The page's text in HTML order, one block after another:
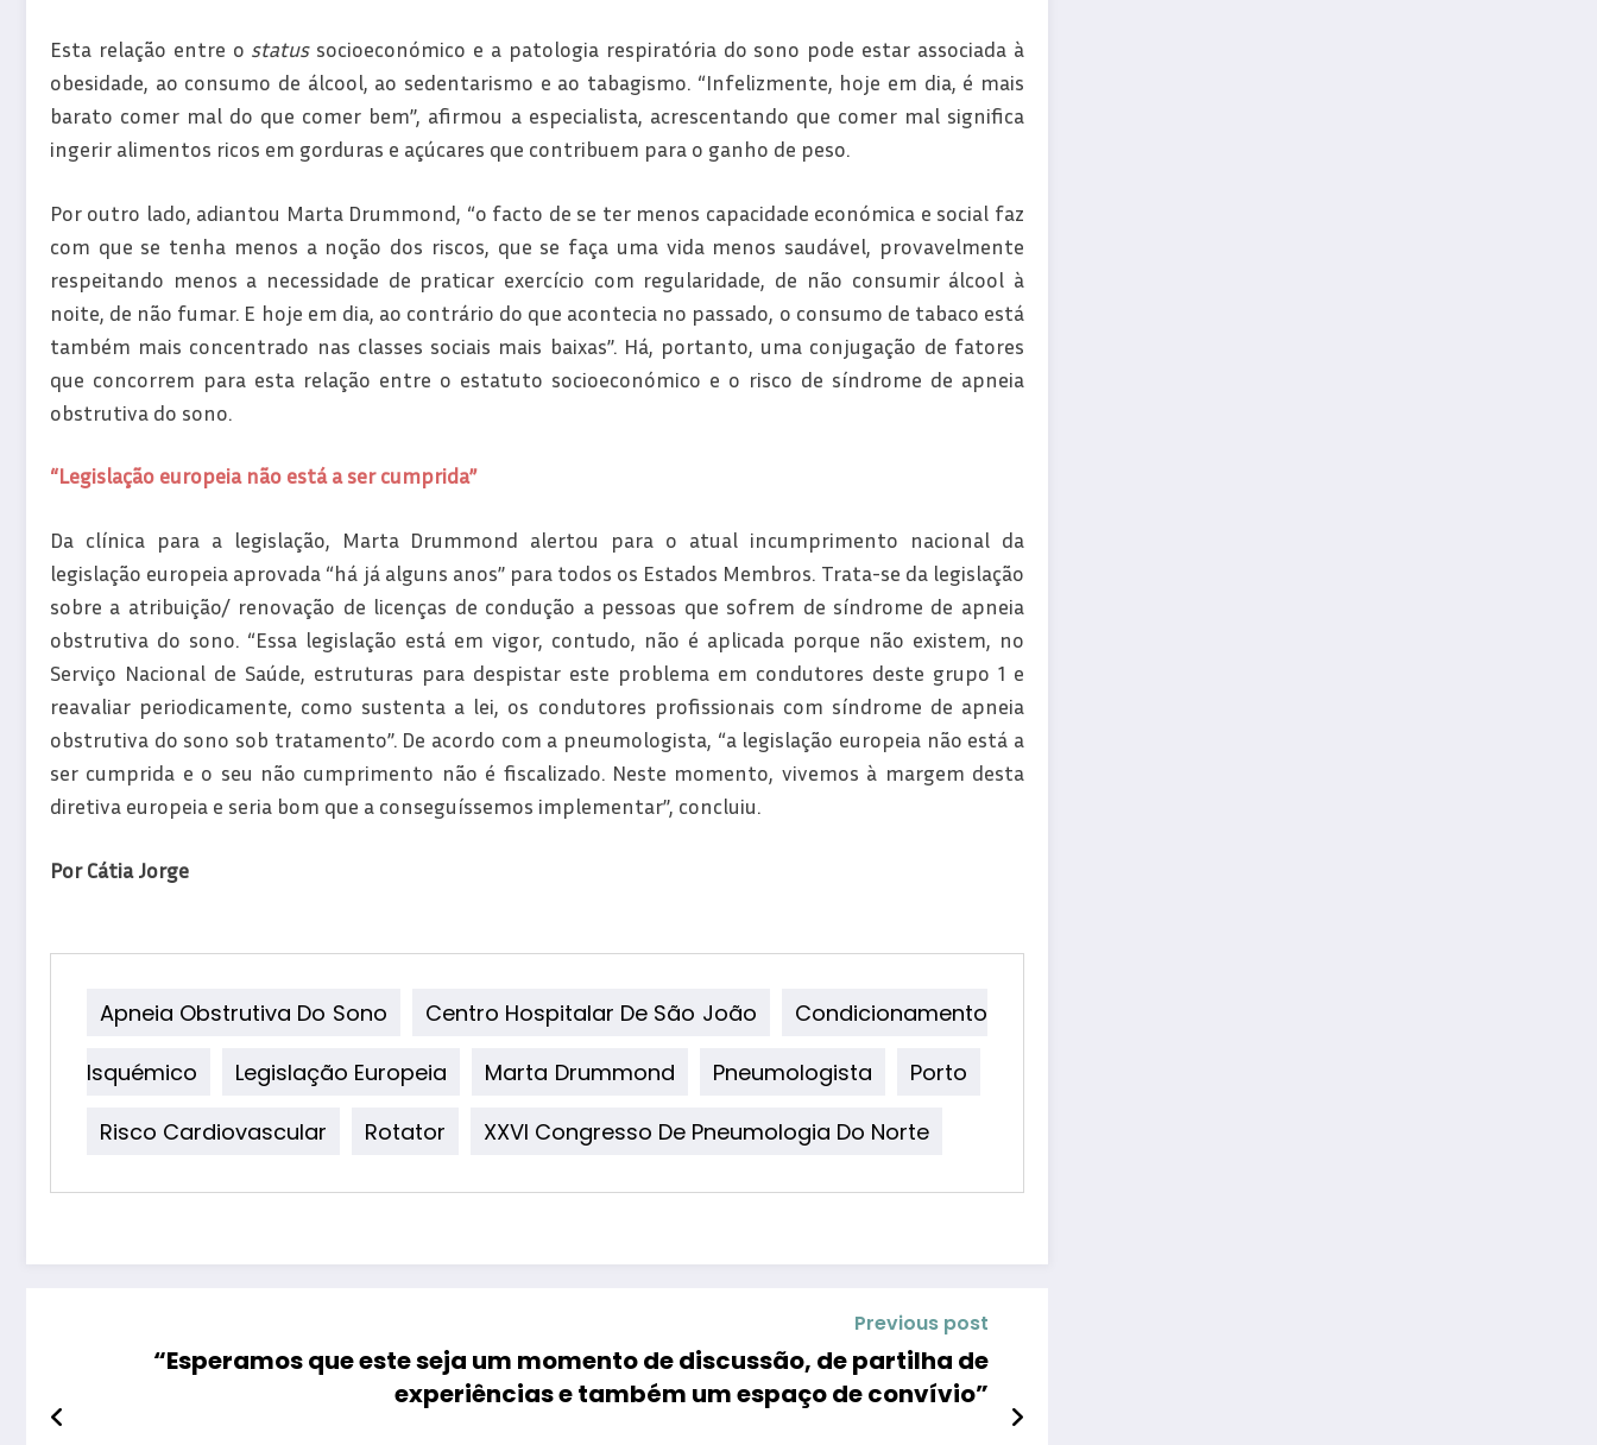
Esta relação entre o statussocioeconómico e a patologia respiratória do sono pode estar associada à
obesidade, ao consumo de álcool, ao sedentarismo e ao tabagismo. “Infelizmente, hoje em dia, é mais
barato comer mal do que comer bem”, afirmou a especialista, acrescentando que comer mal significa
ingerir alimentos ricos em gorduras e açúcares que contribuem para o ganho de peso.
Por outro lado, adiantou Marta Drummond, “o facto de se ter menos capacidade económica e social faz
com que se tenha menos a noção dos riscos, que se faça uma vida menos saudável, provavelmente
respeitando menos a necessidade de praticar exercício com regularidade, de não consumir álcool à
noite, de não fumar. E hoje em dia, ao contrário do que acontecia no passado, o consumo de tabaco está
também mais concentrado nas classes sociais mais baixas”. Há, portanto, uma conjugação de fatores
que concorrem para esta relação entre o estatuto socioeconómico e o risco de síndrome de apneia
obstrutiva do sono.
“Legislação europeia não está a ser cumprida”
Da clínica para a legislação, Marta Drummond alertou para o atual incumprimento nacional da
legislação europeia aprovada “há já alguns anos” para todos os Estados Membros. Trata-se da legislação
sobre a atribuição/ renovação de licenças de condução a pessoas que sofrem de síndrome de apneia
obstrutiva do sono. “Essa legislação está em vigor, contudo, não é aplicada porque não existem, no
Serviço Nacional de Saúde, estruturas para despistar este problema em condutores deste grupo 1 e
reavaliar periodicamente, como sustenta a lei, os condutores profissionais com síndrome de apneia
obstrutiva do sono sob tratamento”. De acordo com a pneumologista, “a legislação europeia não está a
ser cumprida e o seu não cumprimento não é fiscalizado. Neste momento, vivemos à margem desta
diretiva europeia e seria bom que a conseguíssemos implementar”, concluiu.
Por Cátia Jorge
Apneia Obstrutiva Do Sono Centro Hospitalar De São João
Condicionamento
Isquémico
Legislação Europeia Marta Drummond Pneumologista
Porto
Risco Cardiovascular
Rotator XXVI Congresso De Pneumologia Do Norte
Previous post
“Esperamos que este seja um momento de discussão, de partilha de
experiências e também um espaço de convívio”